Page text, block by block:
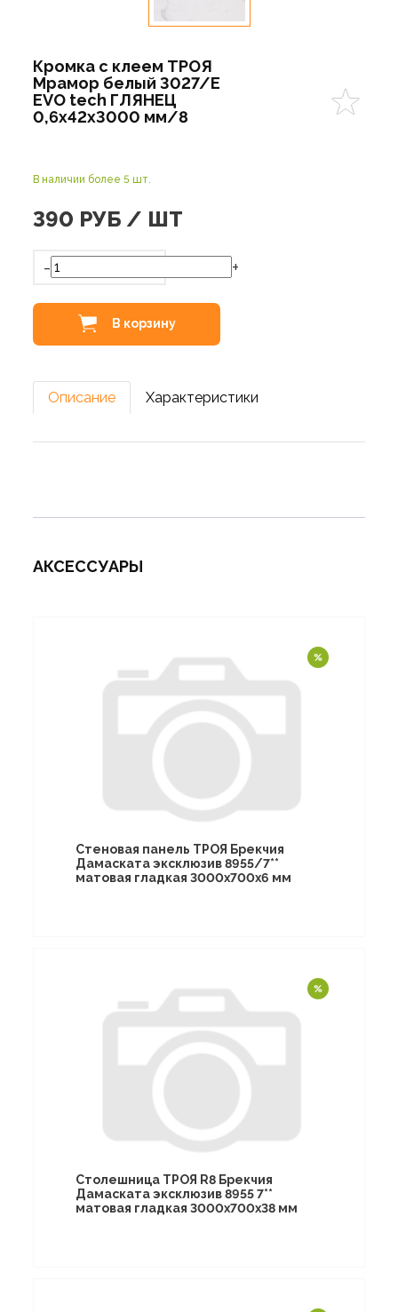
Кромка с клеем ТРОЯ
Мрамор белый 3027/Е
EVO tech ГЛЯНЕЦ
0,6х42х3000 мм/8
В наличии более 5 шт.
390 РУБ / ШТ
- +
В корзину
Описание Характеристики
АКСЕССУАРЫ
Стеновая панель ТРОЯ Брекчия
Дамаската эксклюзив 8955/7**
матовая гладкая 3000х700х6 мм
Столешница ТРОЯ R8 Брекчия
Дамаската эксклюзив 8955 7**
матовая гладкая 3000х700х38 мм